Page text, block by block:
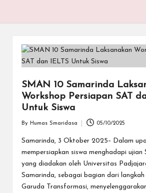
1
0
m
SMAN 10 Samarinda
Workshop Persiapan SAT
Untuk Siswa
by
By Humas Smaridasa 05/10/2025
Samarinda, 3 Oktober 2025– Dalam
mempersiapkan siswa menghadapi ujian
yang diadakan oleh Universitas
Samarinda, sebagai bagian dari
Garuda Transformasi,